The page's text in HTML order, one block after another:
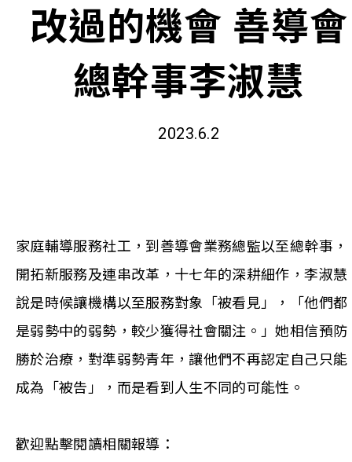
相關報導
關於本會
改過的機會 善導會
總幹事李淑慧
2023.6.2
家庭輔導服務社工，到善導會業務總監以至總幹事，
開拓新服務及連串改革，十七年的深耕細作，李淑慧
說是時候讓機構以至服務對象「被看見」，「他們都
是弱勢中的弱勢，較少獲得社會關注。」她相信預防
勝於治療，對準弱勢青年，讓他們不再認定自己只能
成為「被告」，而是看到人生不同的可能性。
歡迎點擊閱讀相關報導：